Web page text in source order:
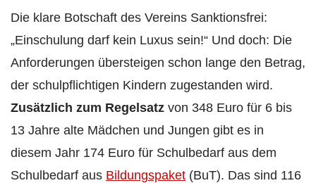
Die klare Botschaft des Vereins Sanktionsfrei:
„Einschulung darf kein Luxus sein!“ Und doch: Die
Anforderungen übersteigen schon lange den Betrag,
der schulpflichtigen Kindern zugestanden wird.
Zusätzlich zum Regelsatz von 348 Euro für 6 bis
13 Jahre alte Mädchen und Jungen gibt es in
diesem Jahr 174 Euro für Schulbedarf aus dem
Schulbedarf aus Bildungspaket (BuT). Das sind 116